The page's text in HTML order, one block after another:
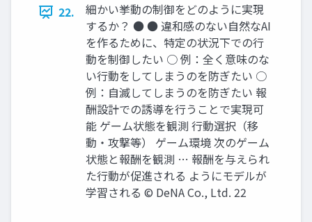
22.
細かい挙動の制御をどのように実現
するか？ ● ● 違和感のない自然なAI
を作るために、特定の状況下での行
動を制御したい ○ 例：全く意味のな
い行動をしてしまうのを防ぎたい ○
例：自滅してしまうのを防ぎたい 報
酬設計での誘導を行うことで実現可
能 ゲーム状態を観測 行動選択（移
動・攻撃等） ゲーム環境 次のゲーム
状態と報酬を観測 … 報酬を与えられ
た行動が促進される ようにモデルが
学習される © DeNA Co., Ltd. 22